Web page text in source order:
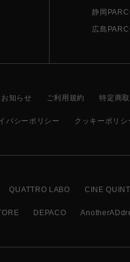
静岡
広島
お知らせ ご利用規約 特定商
バシーポリシー クッキーポリシ
QUATTRO LABO CINE
DEPACO